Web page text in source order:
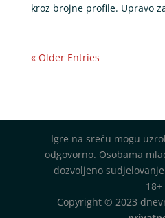
kroz brojne profile. Upravo
« Older Entries
Igre na sreću mogu
odgovorno. Osobama
dozvoljeno
18+
Copyright © 2023